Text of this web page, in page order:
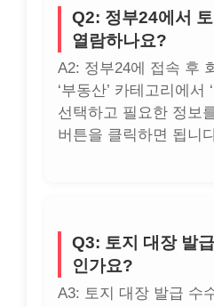
Q2: 정부24에서
열람하나요?
A2: 정부24에 접속 후
‘부동산’ 카테고리에서
선택하고 필요한 정보
버튼을 클릭하면 됩니
Q3: 토지 대장 발
인가요?
A3: 토지 대장 발급 수